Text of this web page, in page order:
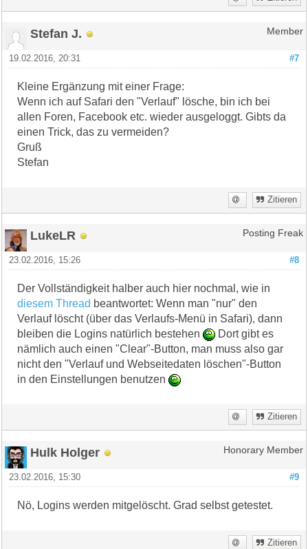
Stefan J. Member
#7
19.02.2016, 20:31
Kleine Ergänzung mit einer Frage:
Wenn ich auf Safari den "Verlauf" lösche, bin ich bei
allen Foren, Facebook etc. wieder ausgeloggt. Gibts da
einen Trick, das zu vermeiden?
Gruß
Stefan
Zitieren
LukeLR Posting Freak
#8
23.02.2016, 15:26
Der Vollständigkeit halber auch hier nochmal, wie in
diesem Thread beantwortet: Wenn man "nur" den
Verlauf löscht (über das Verlaufs-Menü in Safari), dann
bleiben die Logins natürlich bestehen
Dort gibt es
nämlich auch einen "Clear"-Button, man muss also gar
nicht den "Verlauf und Webseitedaten löschen"-Button
in den Einstellungen benutzen
Zitieren
Hulk Holger Honorary Member
#9
23.02.2016, 15:30
Nö, Logins werden mitgelöscht. Grad selbst getestet.
Zitieren